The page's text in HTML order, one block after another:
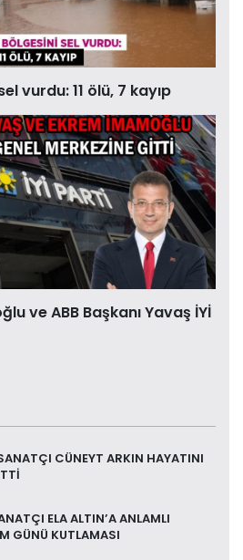
vurdu: 11 ölü, 7 kayıp
ve ABB Başkanı Yavaş İYİ
CÜNEYT ARKIN HAYATINI
ELA ALTIN’A ANLAMLI
GÜNÜ KUTLAMASI